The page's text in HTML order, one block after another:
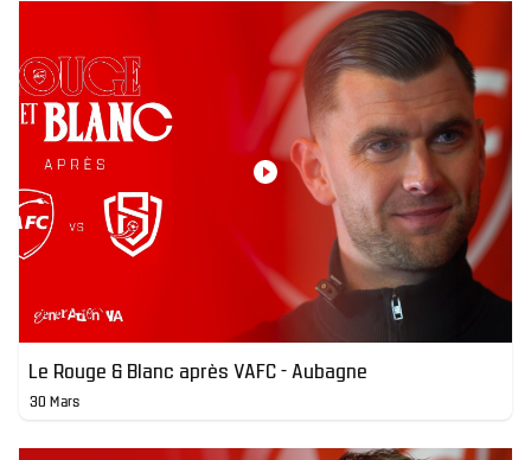
Le Rouge & Blanc après VAFC - Aubagne
30 Mars